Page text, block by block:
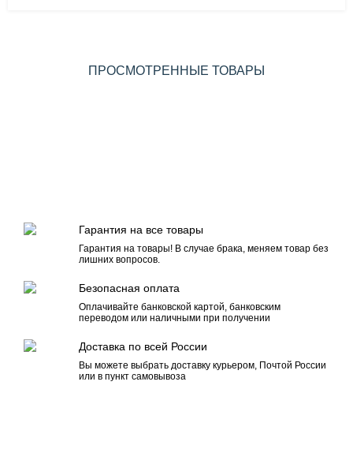
ПРОСМОТРЕННЫЕ ТОВАРЫ
Гарантия на все товары
Гарантия на товары! В случае брака, меняем товар без
лишних вопросов.
Безопасная оплата
Оплачивайте банковской картой, банковским
переводом или наличными при получении
Доставка по всей России
Вы можете выбрать доставку курьером, Почтой России
или в пункт самовывоза